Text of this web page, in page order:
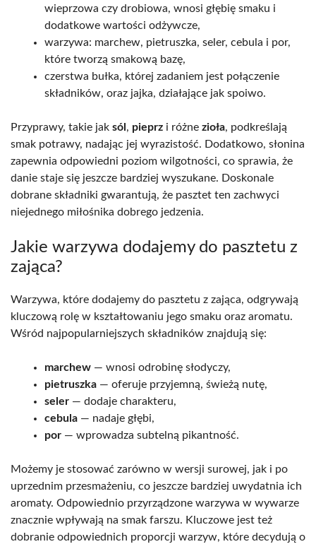
wieprzowa czy drobiowa, wnosi głębię smaku i
dodatkowe wartości odżywcze,
warzywa: marchew, pietruszka, seler, cebula i por,
które tworzą smakową bazę,
czerstwa bułka, której zadaniem jest połączenie
składników, oraz jajka, działające jak spoiwo.
Przyprawy, takie jak sól , pieprz i różne zioła, podkreślają
smak potrawy, nadając jej wyrazistość. Dodatkowo, słonina
zapewnia odpowiedni poziom wilgotności, co sprawia, że
danie staje się jeszcze bardziej wyszukane. Doskonale
dobrane składniki gwarantują, że pasztet ten zachwyci
niejednego miłośnika dobrego jedzenia.
Jakie warzywa dodajemy do pasztetu z
zająca?
Warzywa, które dodajemy do pasztetu z zająca, odgrywają
kluczową rolę w kształtowaniu jego smaku oraz aromatu.
Wśród najpopularniejszych składników znajdują się:
marchew — wnosi odrobinę słodyczy,
pietruszka — oferuje przyjemną, świeżą nutę,
seler — dodaje charakteru,
cebula — nadaje głębi,
por — wprowadza subtelną pikantność.
Możemy je stosować zarówno w wersji surowej, jak i po
uprzednim przesmażeniu, co jeszcze bardziej uwydatnia ich
aromaty. Odpowiednio przyrządzone warzywa w wywarze
znacznie wpływają na smak farszu. Kluczowe jest też
dobranie odpowiednich proporcji warzyw, które decydują o